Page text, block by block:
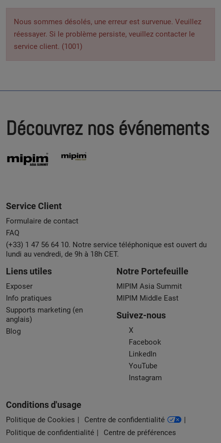
Nous sommes désolés, une erreur est survenue. Veuillez
réessayer. Si le problème persiste, veuillez contacter le
service client. (1001)
Découvrez nos événements
Service Client
Formulaire de contact
FAQ
(+33) 1 47 56 64 10. Notre service téléphonique est ouvert du
lundi au vendredi, de 9h à 18h CET.
Liens utiles
Exposer
Info pratiques
Supports marketing (en
anglais)
Blog
Notre Portefeuille
MIPIM Asia Summit
MIPIM Middle East
Suivez-nous
X
Facebook
LinkedIn
YouTube
Instagram
Conditions d'usage
Politique de Cookies
Centre de confidentialité
Politique de confidentialité
Centre de préférences